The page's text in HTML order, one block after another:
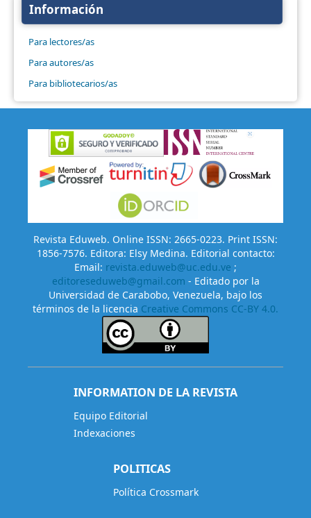
Información
Para lectores/as
Para autores/as
Para bibliotecarios/as
Revista Eduweb. Online ISSN: 2665-0223. Print ISSN:
1856-7576. Editora: Elsy Medina. Editorial contacto:
Email: revista.eduweb@uc.edu.ve ;
editoreseduweb@gmail.com - Editado por la
Universidad de Carabobo, Venezuela, bajo los
términos de la licencia Creative Commons CC-BY 4.0.
INFORMATION DE LA REVISTA
Equipo Editorial
Indexaciones
POLITICAS
Política Crossmark